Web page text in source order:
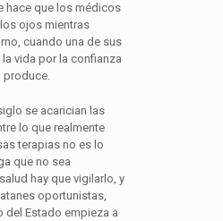
hace que los médicos
ojos mientras
cuando una de sus
vida por la confianza
produce.
se acarician las
lo que realmente
terapias no es lo
que no sea
hay que vigilarlo, y
oportunistas,
del Estado empieza a